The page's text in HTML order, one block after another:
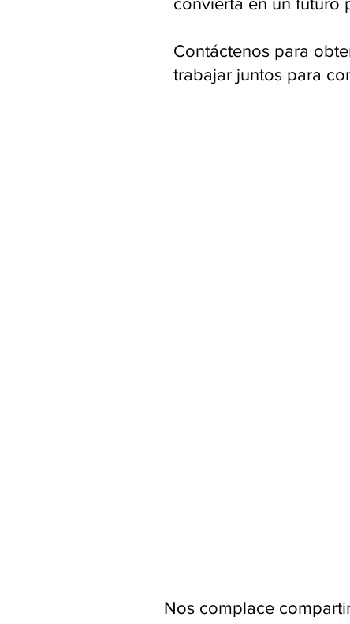
Contáctenos para
trabajar juntos para
Nos complace